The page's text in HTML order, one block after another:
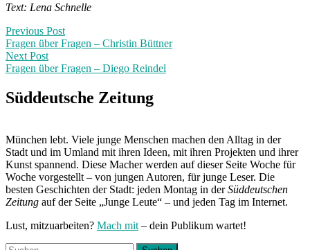
Text: Lena Schnelle
Post
navigation
Previous PostPrevious
post:
Fragen über Fragen – Christin Büttner
Next Post
Fragen über Fragen – Diego Reindel
Post:
Süddeutsche Zeitung
München lebt. Viele junge Menschen machen den Alltag in der
Stadt und im Umland mit ihren Ideen, mit ihren Projekten und ihrer
Kunst spannend. Diese Macher werden auf dieser Seite Woche für
Woche vorgestellt – von jungen Autoren, für junge Leser. Die
besten Geschichten der Stadt: jeden Montag in derSüddeutschen
Zeitung auf der Seite „Junge Leute“ – und jeden Tag im Internet.
Lust, mitzuarbeiten? Mach mit – dein Publikum wartet!